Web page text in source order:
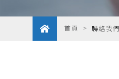
首頁 聯絡我們